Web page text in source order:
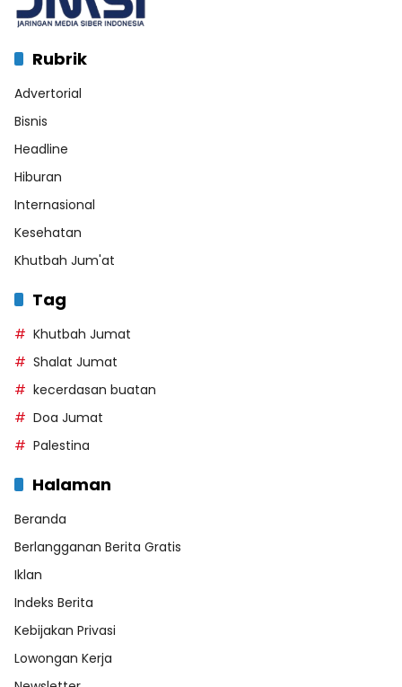
Rubrik
Advertorial
Bisnis
Headline
Hiburan
Internasional
Kesehatan
Khutbah Jum'at
Tag
Khutbah Jumat
Shalat Jumat
kecerdasan buatan
Doa Jumat
Palestina
Halaman
Beranda
Berlangganan Berita Gratis
Iklan
Indeks Berita
Kebijakan Privasi
Lowongan Kerja